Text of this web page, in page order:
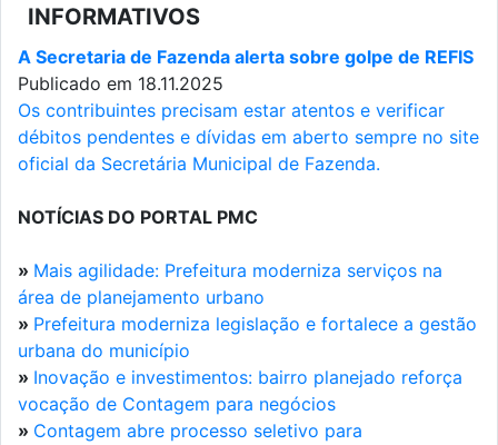
INFORMATIVOS
A Secretaria de Fazenda alerta sobre golpe de REFIS
Publicado em 18.11.2025
Os contribuintes precisam estar atentos e verificar
débitos pendentes e dívidas em aberto sempre no site
oficial da Secretária Municipal de Fazenda.
NOTÍCIAS DO PORTAL PMC
» Mais agilidade: Prefeitura moderniza serviços na
área de planejamento urbano
» Prefeitura moderniza legislação e fortalece a gestão
urbana do município
» Inovação e investimentos: bairro planejado reforça
vocação de Contagem para negócios
» Contagem abre processo seletivo para